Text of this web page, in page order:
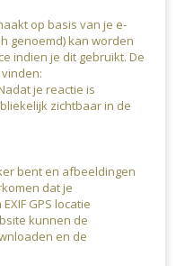
op basis van je e-
genoemd) kan worden
indien je dit gebruikt. De
je reactie is
zichtbaar in de
bent en afbeeldingen
dat je
GPS locatie
kunnen de
en de